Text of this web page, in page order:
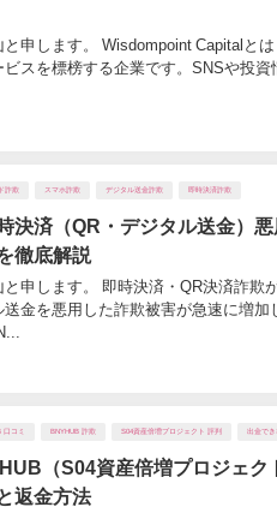
と申します。 Wisdompoint Capitalと
スを標榜する企業です。SNSや投資
詐欺 スマホ詐欺 デジタル送金詐欺 即時決済詐欺
決済（QR・デジタル送金）
徹底解説
と申します。 即時決済・QR決済詐欺
送金を悪用した詐欺被害が急速に増
口コミ BNYHUB 詐欺 S04資産倍増プロジェクト 評判 出金で
（S04資産倍増プロジェ
返金方法